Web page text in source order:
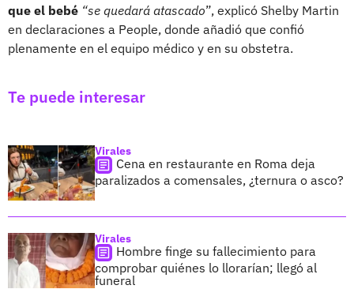
que el bebé “se quedará atascado”, explicó Shelby Martin
en declaraciones a People, donde añadió que confió
plenamente en el equipo médico y en su obstetra.
Te puede interesar
Virales
Cena en restaurante en Roma deja
paralizados a comensales, ¿ternura o asco?
Virales
Hombre finge su fallecimiento para
comprobar quiénes lo llorarían; llegó al
funeral